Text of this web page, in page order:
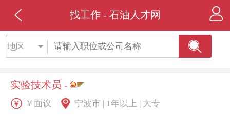
找工作 - 石油人才网
地区
实验技术员 -
￥面议 宁波市 | 1年以上 | 大专